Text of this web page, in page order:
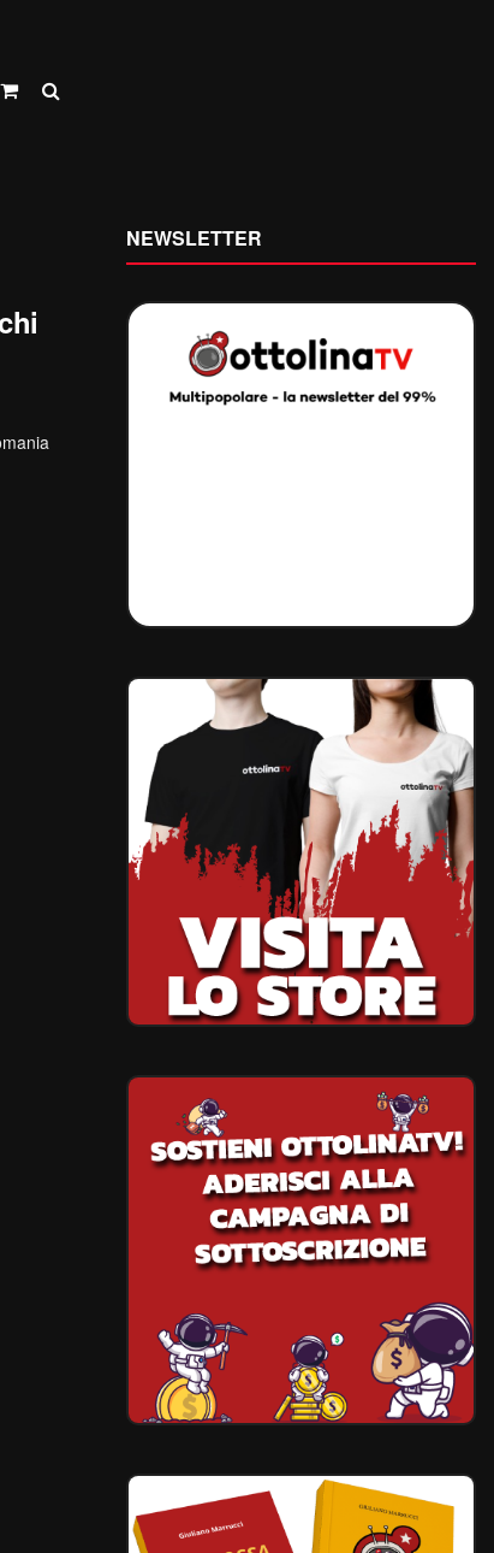
NEWSLETTER